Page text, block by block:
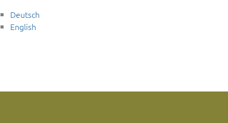
Deutsch
English